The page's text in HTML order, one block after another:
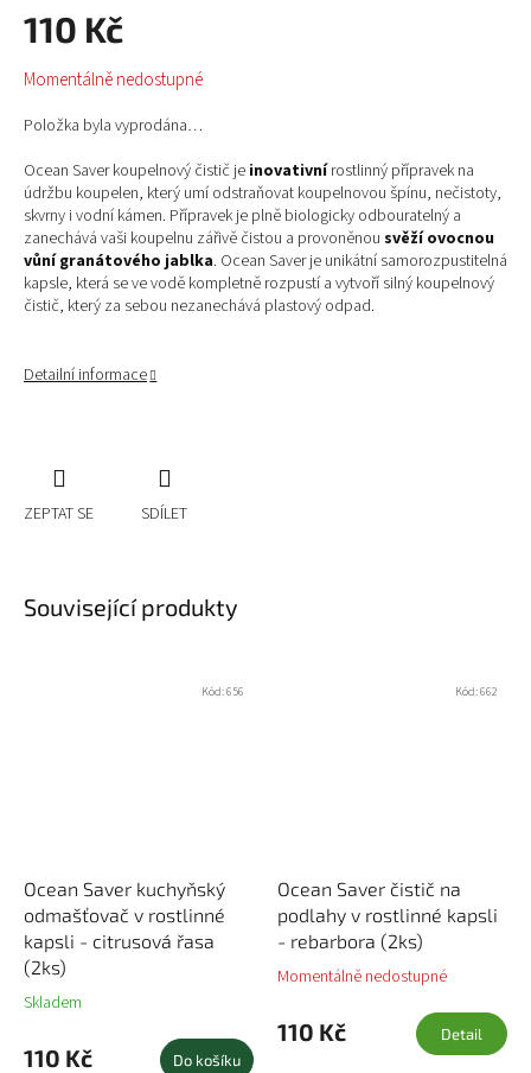
110 Kč
Měrná
cena:
Momentálně nedostupné
Položka byla vyprodána…
Ocean Saver koupelnový čistič je inovativnírostlinný přípravek na
údržbu koupelen, který umí odstraňovat koupelnovou špínu, nečistoty,
skvrny i vodní kámen. Přípravek je plně biologicky odbouratelný a
zanechává vaši koupelnu zářivě čistou a provoněnou svěží ovocnou
vůní granátového jablka. Ocean Saver je unikátní samorozpustitelná
kapsle, která se ve vodě kompletně rozpustí a vytvoří silný koupelnový
čistič, který za sebou nezanechává plastový odpad.
Detailní informace
ZEPTAT SE SDÍLET
Související produkty
Ocean Saver kuchyňský
odmašťovač v rostlinné
kapsli - citrusová řasa
(2ks)
Skladem
110 Kč Do košíku
Kód:656
Ocean Saver čistič na
podlahy v rostlinné kapsli
- rebarbora (2ks)
Momentálně nedostupné
110 Kč Detail
Kód:662